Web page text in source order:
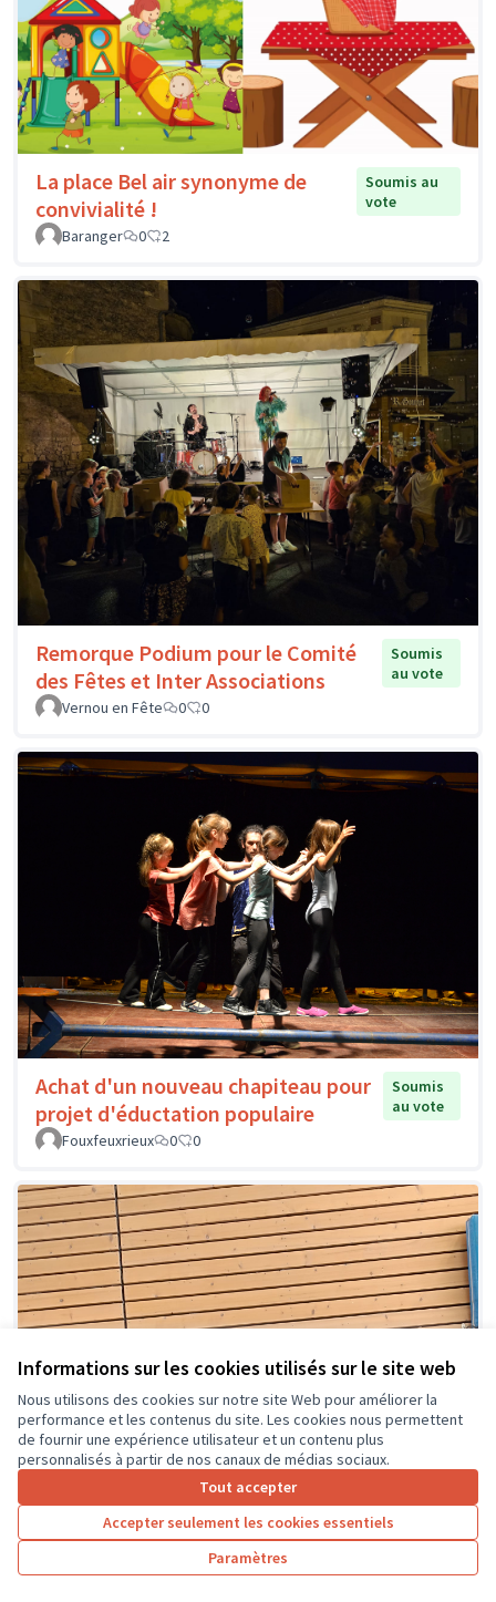
Informations sur les cookies utilisés sur le site web
Nous utilisons des cookies sur notre site Web pour améliorer la
performance et les contenus du site. Les cookies nous permettent
de fournir une expérience utilisateur et un contenu plus
personnalisés à partir de nos canaux de médias sociaux.
Tout accepter
Accepter seulement les cookies essentiels
Paramètres
La place Bel air synonyme de
convivialité !
Soumis au
vote
Baranger
0 2
Remorque Podium pour le Comité
des Fêtes et Inter Associations
Soumis
au vote
Vernou en Fête
0 0
Achat d'un nouveau chapiteau pour
projet d'éductation populaire
Soumis
au vote
Fouxfeuxrieux
0 0